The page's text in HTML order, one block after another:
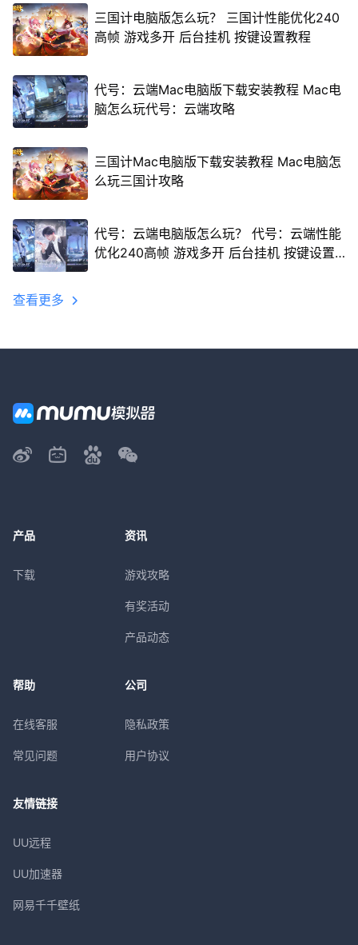
三国计电脑版怎么玩？ 三国计性能优化240
高帧 游戏多开 后台挂机 按键设置教程
代号：云端Mac电脑版下载安装教程 Mac电
脑怎么玩代号：云端攻略
三国计Mac电脑版下载安装教程 Mac电脑怎
么玩三国计攻略
代号：云端电脑版怎么玩？ 代号：云端性能
优化240高帧 游戏多开 后台挂机 按键设置
查看更多
产品
下载
资讯
游戏攻略
有奖活动
产品动态
帮助
在线客服
常见问题
公司
隐私政策
用户协议
友情链接
UU远程
UU加速器
网易千千壁纸